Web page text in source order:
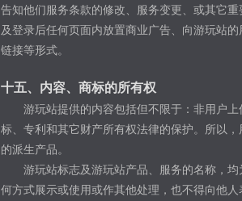
告知他们服务条款的修改、服务变更、或其它
及登录后任何页面内放置商业广告、向游玩站
链接等形式。
十五、内容、商标的所有权
游玩站提供的内容包括但不限于：非用户
标、专利和其它财产所有权法律的保护。所以
的派生产品。
游玩站标志及游玩站产品、服务的名称，
何方式展示或使用或作其他处理，也不得向他